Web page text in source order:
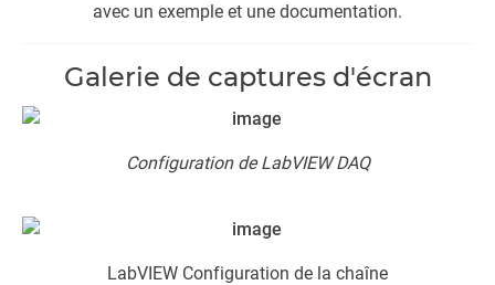
avec un exemple et une documentation.
Galerie de captures d'écran
Configuration de LabVIEW DAQ
LabVIEW Configuration de la chaîne